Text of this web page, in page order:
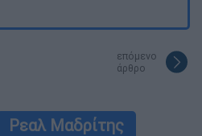
επόμενο
άρθρο
Ρεαλ Μαδρίτης